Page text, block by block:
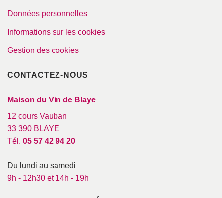
Données personnelles
Informations sur les cookies
Gestion des cookies
CONTACTEZ-NOUS
Maison du Vin de Blaye
12 cours Vauban
33 390 BLAYE
Tél. 05 57 42 94 20
Du lundi au samedi
9h - 12h30 et 14h - 19h